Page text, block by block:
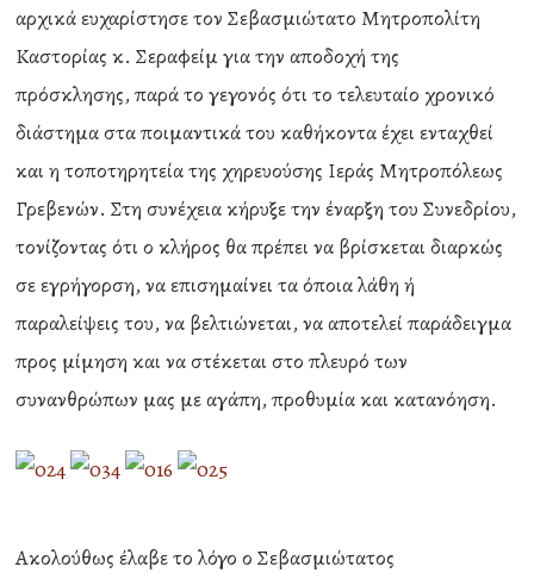
αρχικά ευχαρίστησε τον Σεβασμιώτατο Μητροπολίτη
Καστορίας κ. Σεραφείμ για την αποδοχή της
πρόσκλησης, παρά το γεγονός ότι το τελευταίο χρονικό
διάστημα στα ποιμαντικά του καθήκοντα έχει ενταχθεί
και η τοποτηρητεία της χηρευούσης Ιεράς Μητροπόλεως
Γρεβενών. Στη συνέχεια κήρυξε την έναρξη του Συνεδρίου,
τονίζοντας ότι ο κλήρος θα πρέπει να βρίσκεται διαρκώς
σε εγρήγορση, να επισημαίνει τα όποια λάθη ή
παραλείψεις του, να βελτιώνεται, να αποτελεί παράδειγμα
προς μίμηση και να στέκεται στο πλευρό των
συνανθρώπων μας με αγάπη, προθυμία και κατανόηση.
Ακολούθως έλαβε το λόγο ο Σεβασμιώτατος